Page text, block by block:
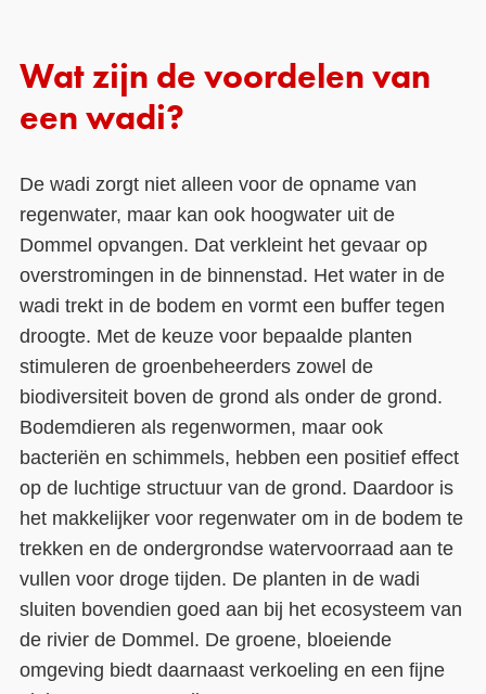
Wat zijn de voordelen van
een wadi?
De wadi zorgt niet alleen voor de opname van
regenwater, maar kan ook hoogwater uit de
Dommel opvangen. Dat verkleint het gevaar op
overstromingen in de binnenstad. Het water in de
wadi trekt in de bodem en vormt een buffer tegen
droogte. Met de keuze voor bepaalde planten
stimuleren de groenbeheerders zowel de
biodiversiteit boven de grond als onder de grond.
Bodemdieren als regenwormen, maar ook
bacteriën en schimmels, hebben een positief effect
op de luchtige structuur van de grond. Daardoor is
het makkelijker voor regenwater om in de bodem te
trekken en de ondergrondse watervoorraad aan te
vullen voor droge tijden. De planten in de wadi
sluiten bovendien goed aan bij het ecosysteem van
de rivier de Dommel. De groene, bloeiende
omgeving biedt daarnaast verkoeling en een fijne